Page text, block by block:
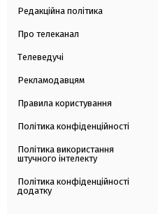
Редакційна політика
Про телеканал
Телеведучі
Рекламодавцям
Правила користування
Політика конфіденційності
Політика використання
штучного інтелекту
Політика конфіденційності
додатку